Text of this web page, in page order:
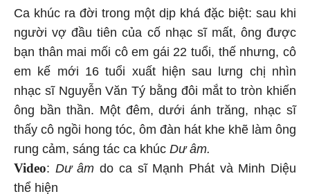
Ca khúc ra đời trong một dịp khá đặc biệt: sau khi
người vợ đầu tiên của cố nhạc sĩ mất, ông được
bạn thân mai mối cô em gái 22 tuổi, thế nhưng, cô
em kế mới 16 tuổi xuất hiện sau lưng chị nhìn
nhạc sĩ Nguyễn Văn Tý bằng đôi mắt to tròn khiến
ông bần thần. Một đêm, dưới ánh trăng, nhạc sĩ
thấy cô ngồi hong tóc, ôm đàn hát khe khẽ làm ông
rung cảm, sáng tác ca khúc Dư âm.
Video: Dư âm do ca sĩ Mạnh Phát và Minh Diệu
thể hiện